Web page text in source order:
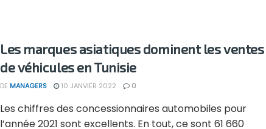
Les marques asiatiques dominent les ventes
de véhicules en Tunisie
DE MANAGERS 10 JANVIER 2022 0
Les chiffres des concessionnaires automobiles pour
l’année 2021 sont excellents. En tout, ce sont 61 660